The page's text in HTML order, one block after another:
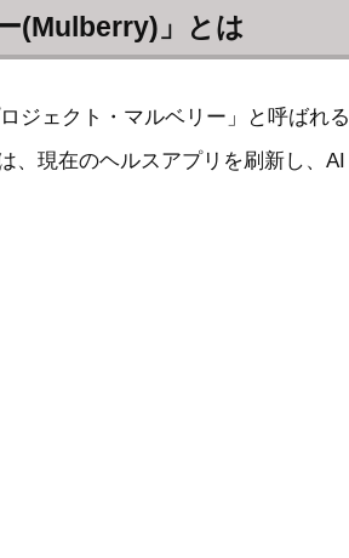
(Mulberry)」とは
ジェクト・マルベリー」と呼ばれる
、現在のヘルスアプリを刷新し、AI